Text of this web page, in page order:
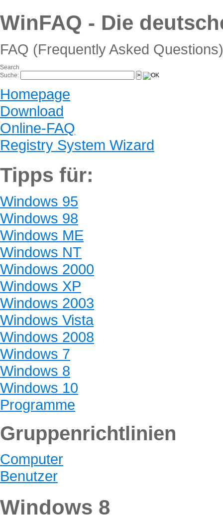
WinFAQ - Die
FAQ (Frequently Asked
Search
Suche:
Homepage
Download
Online-FAQ
Registry System Wizard
Tipps für:
Windows 95
Windows 98
Windows ME
Windows NT
Windows 2000
Windows XP
Windows 2003
Windows Vista
Windows 2008
Windows 7
Windows 8
Windows 10
Programme
Gruppenrichtlinien
Computer
Benutzer
Windows 8